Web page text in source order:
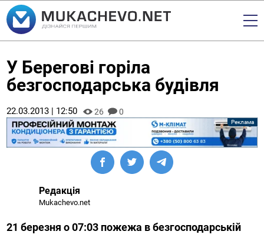
У Берегові горіла
безгосподарська будівля
22.03.2013 | 12:50 26 0
Редакція
Mukachevo.net
21 березня о 07:03 пожежа в безгосподарській